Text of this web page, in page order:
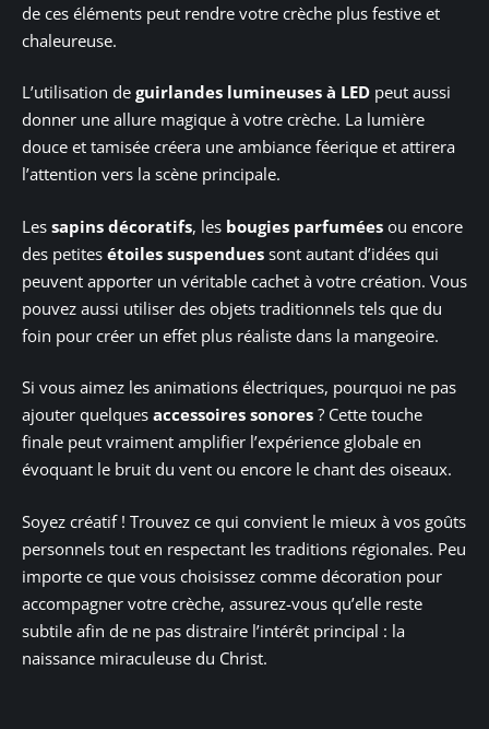
de ces éléments peut rendre votre crèche plus festive et
chaleureuse.
L’utilisation de guirlandes lumineuses à LED peut aussi
donner une allure magique à votre crèche. La lumière
douce et tamisée créera une ambiance féerique et attirera
l’attention vers la scène principale.
Les sapins décoratifs, les bougies parfumées ou encore
des petites étoiles suspendues sont autant d’idées qui
peuvent apporter un véritable cachet à votre création. Vous
pouvez aussi utiliser des objets traditionnels tels que du
foin pour créer un effet plus réaliste dans la mangeoire.
Si vous aimez les animations électriques, pourquoi ne pas
ajouter quelques accessoires sonores ? Cette touche
finale peut vraiment amplifier l’expérience globale en
évoquant le bruit du vent ou encore le chant des oiseaux.
Soyez créatif ! Trouvez ce qui convient le mieux à vos goûts
personnels tout en respectant les traditions régionales. Peu
importe ce que vous choisissez comme décoration pour
accompagner votre crèche, assurez-vous qu’elle reste
subtile afin de ne pas distraire l’intérêt principal : la
naissance miraculeuse du Christ.